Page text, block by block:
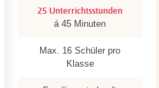
25 Unterrichtsstunden
á 45 Minuten
Max. 16 Schüler pro
Klasse